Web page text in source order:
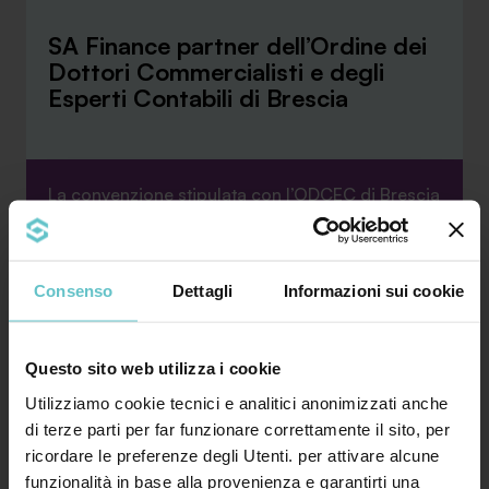
Consenso Dettagli Informazioni sui cookie
Questo sito web utilizza i cookie
Utilizziamo cookie tecnici e analitici anonimizzati anche
di terze parti per far funzionare correttamente il sito, per
ricordare le preferenze degli Utenti. per attivare alcune
funzionalità in base alla provenienza e garantirti una
SA Finance partner dell’Ordine dei
Dottori Commercialisti e degli
Esperti Contabili di Brescia
La convenzione stipulata con l’ODCEC di Brescia
rafforza la collaborazione tra SA Finance e i